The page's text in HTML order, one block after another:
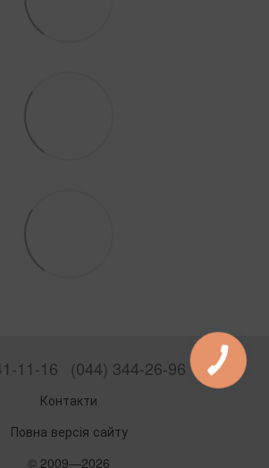
11-16 (044) 344-26-96
Контакти
Повна версія сайту
© 2009—2026